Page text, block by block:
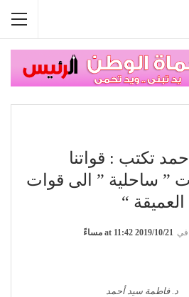
تكتب : قواتنا
” ساحلية ” الى قوات
العميقة “
في 2019/10/21 at 11:42 مساءً
د. فاطمة سيد أحمد